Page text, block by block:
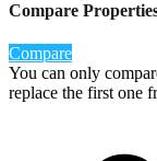
Compare
Compare
You can only
replace the first one